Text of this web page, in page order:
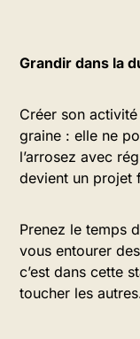
Grandir dans la
Créer son
graine : elle ne
l’arrosez avec
devient un projet
Prenez le temps
vous entourer
c’est dans cette
toucher les